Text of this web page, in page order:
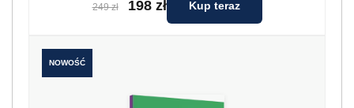
249 zł 198 zł Kup teraz
NOWOŚĆ